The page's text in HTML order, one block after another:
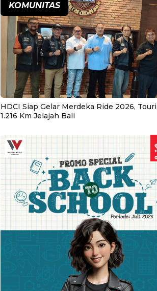
KOMUNITAS
HDCI Siap Gelar Merdeka Ride 2026,
1.216 Km Jelajah Bali